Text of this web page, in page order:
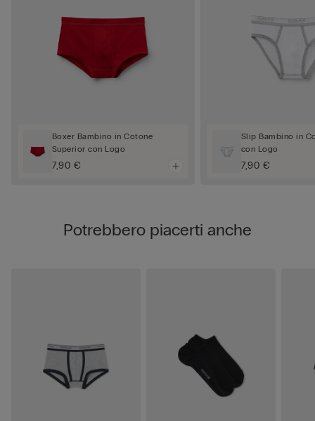
Boxer Bambino in Cotone
Superior con Logo
7,90 €
Slip Bambino in
con Logo
7,90 €
Potrebbero piacerti anche